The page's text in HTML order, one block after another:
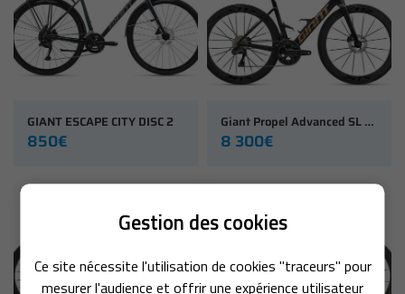
ACCUEIL
GIANT ESCAPE CITY DISC 2
850€
Giant Propel Advanced SL 1 (2027)
8 300€
Gestion des cookies
Ce site nécessite l'utilisation de cookies "traceurs" pour
mesurer l'audience et offrir une expérience utilisateur